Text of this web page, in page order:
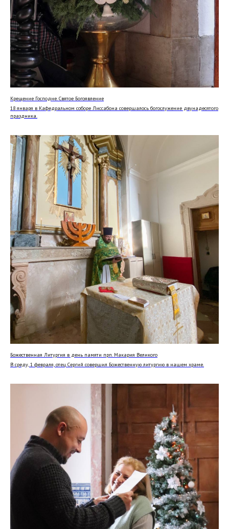
Крещение Господне. Святое Богоявление
18 января в Кафедральном соборе Лиссабона совершалось богослужение двунадесятого
праздника.
Божественная Литургия в день памяти прп. Макария Великого
В среду, 1 февраля, отец Сергий совершил Божественную литургию в нашем храме.
НАВИГАЦИЯ
О храме
Духовенство
Расписание богослужений
Приходская школа
Страничка настоятеля
Социальное служение
Анонсы мероприятий
Таинства (крещение, венчание)
События прихода 2021 года
События прихода 2022 года
События прихода 2023 года
События прихода 2024 года
События прихода 2025 года
События прихода 2026 года
© 2020-2026
Кафедральный собор Лиссабона
в честь Всех святых